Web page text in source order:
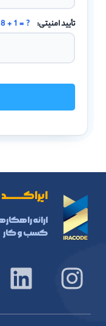
تأیید امنیتی: 8 + 1 = ?
ایراکـــــــد
ارائه
کسب و کار